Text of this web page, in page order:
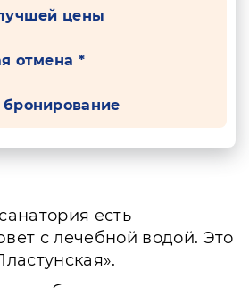
цены
отмена *
есть
с лечебной водой. Это